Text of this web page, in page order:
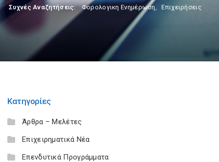
Συχνές Αναζητήσεις: Φορολογικη Ενημέρωση, Επιχειρήσεις
Κατηγορίες
Άρθρα – Μελέτες
Επιχειρηματικά Νέα
Επενδυτικά Προγράμματα